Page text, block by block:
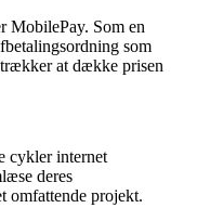
MobilePay. Som en
som
at dække prisen
cykler internet
deres
omfattende projekt.